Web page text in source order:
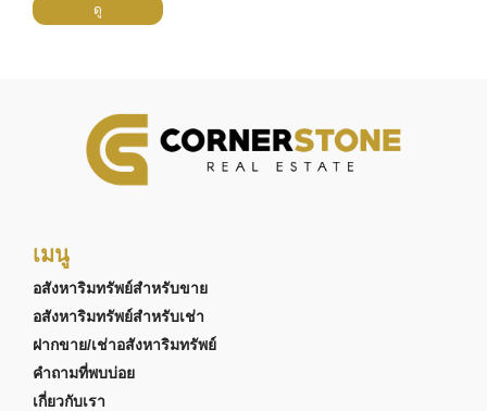
ดู
เมนู
อสังหาริมทรัพย์สำหรับขาย
อสังหาริมทรัพย์สำหรับเช่า
ฝากขาย/เช่าอสังหาริมทรัพย์
คำถามที่พบบ่อย
เกี่ยวกับเรา